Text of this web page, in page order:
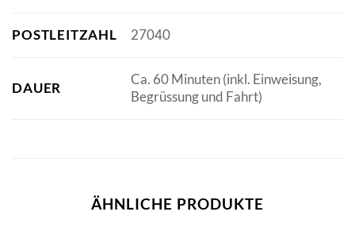
POSTLEITZAHL 27040
DAUER
Ca. 60 Minuten (inkl. Einweisung,
Begrüssung und Fahrt)
ÄHNLICHE PRODUKTE